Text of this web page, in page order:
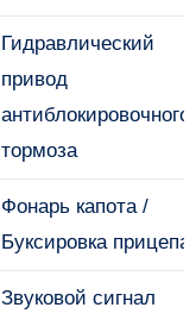
Гидравлический
привод
антиблокировочного
тормоза
Фонарь капота /
Буксировка прицепа
Звуковой сигнал